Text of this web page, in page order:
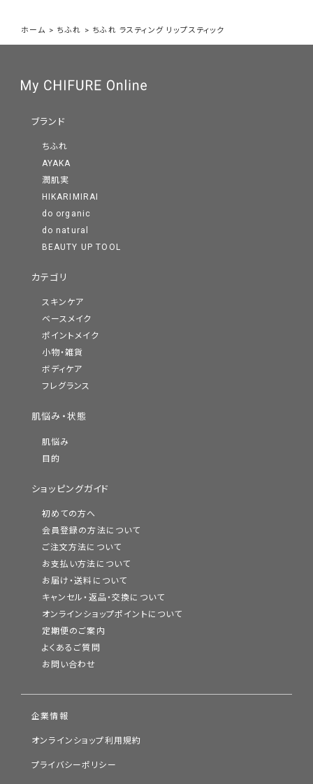
ホーム > ちふれ > ちふれ ラスティング リップスティック
ブランド
ちふれ
AYAKA
潤肌実
HIKARIMIRAI
do organic
do natural
BEAUTY UP TOOL
カテゴリ
スキンケア
ベースメイク
ポイントメイク
小物・雑貨
ボディケア
フレグランス
肌悩み・状態
肌悩み
目的
ショッピングガイド
初めての方へ
会員登録の方法について
ご注文方法について
お支払い方法について
お届け・送料について
キャンセル・返品・交換について
オンラインショップポイントについて
定期便のご案内
よくあるご質問
お問い合わせ
企業情報
オンラインショップ利用規約
プライバシーポリシー